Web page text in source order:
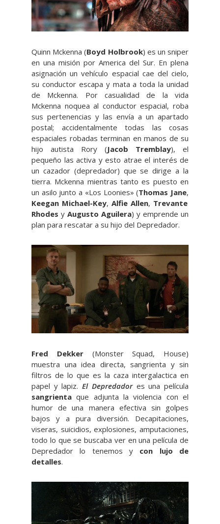
Quinn Mckenna (Boyd Holbrook) es un sniper
en una misión por America del Sur. En plena
asignación un vehículo espacial cae del cielo,
su conductor escapa y mata a toda la unidad
de Mckenna. Por casualidad de la vida
Mckenna noquea al conductor espacial, roba
sus pertenencias y las envía a un apartado
postal; accidentalmente todas las cosas
espaciales robadas terminan en manos de su
hijo autista Rory (Jacob Tremblay), el
pequeño las activa y esto atrae el interés de
un cazador (depredador) que se dirige a la
tierra. Mckenna mientras tanto es puesto en
un asilo junto a «Los Loonies» (Thomas Jane,
Keegan Michael-Key, Alfie Allen, Trevante
Rhodes y Augusto Aguilera) y emprende un
plan para rescatar a su hijo del Depredador.
Fred Dekker (Monster Squad, House)
muestra una idea directa, sangrienta y sin
filtros de lo que es la caza intergalactica en
papel y lapiz.El Depredadores una película
sangrienta que adjunta la violencia con el
humor de una manera efectiva sin golpes
bajos y a pura diversión. Decapitaciones,
viseras, suicidios, explosiones, amputaciones,
todo lo que se buscaba ver en una película de
Depredador lo tenemos y con lujo de
detalles.